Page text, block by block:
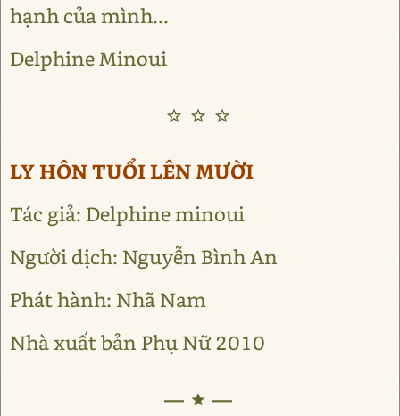
hạnh của mình...
Delphine Minoui
☆☆☆
LY HÔN TUỔI LÊN MƯỜI
Tác giả: Delphine minoui
Người dịch: Nguyễn Bình An
Phát hành: Nhã Nam
Nhà xuất bản Phụ Nữ 2010
—★—